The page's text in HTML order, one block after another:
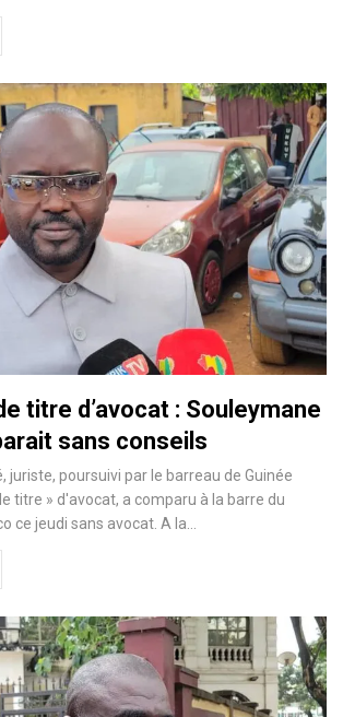
titre d’avocat : Souleymane
sans conseils
juriste, poursuivi par le barreau de Guinée
titre » d'avocat, a comparu à la barre du
ce jeudi sans avocat. A la…